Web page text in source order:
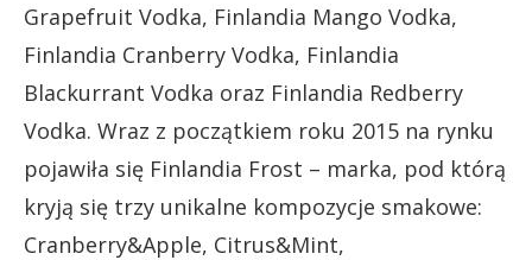
Grapefruit Vodka, Finlandia Mango Vodka,
Finlandia Cranberry Vodka, Finlandia
Blackurrant Vodka oraz Finlandia Redberry
Vodka. Wraz z początkiem roku 2015 na rynku
pojawiła się Finlandia Frost – marka, pod którą
kryją się trzy unikalne kompozycje smakowe:
Cranberry&Apple, Citrus&Mint,